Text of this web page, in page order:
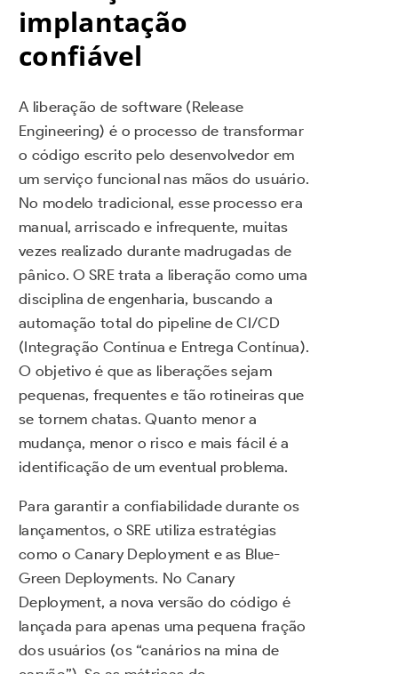
implantação
confiável
A liberação de software (Release
Engineering) é o processo de transformar
o código escrito pelo desenvolvedor em
um serviço funcional nas mãos do usuário.
No modelo tradicional, esse processo era
manual, arriscado e infrequente, muitas
vezes realizado durante madrugadas de
pânico. O SRE trata a liberação como uma
disciplina de engenharia, buscando a
automação total do pipeline de CI/CD
(Integração Contínua e Entrega Contínua).
O objetivo é que as liberações sejam
pequenas, frequentes e tão rotineiras que
se tornem chatas. Quanto menor a
mudança, menor o risco e mais fácil é a
identificação de um eventual problema.
Para garantir a confiabilidade durante os
lançamentos, o SRE utiliza estratégias
como o Canary Deployment e as Blue-
Green Deployments. No Canary
Deployment, a nova versão do código é
lançada para apenas uma pequena fração
dos usuários (os “canários na mina de